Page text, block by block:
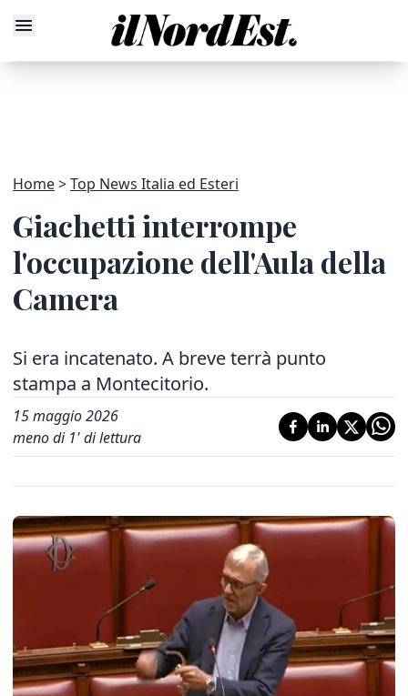
Home Top News Italia ed Esteri
Giachetti interrompe
l'occupazione dell'Aula della
Camera
Si era incatenato. A breve terrà punto
stampa a Montecitorio.
15 maggio 2026
meno di 1' di lettura